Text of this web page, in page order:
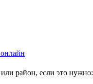
район, если это нужно: